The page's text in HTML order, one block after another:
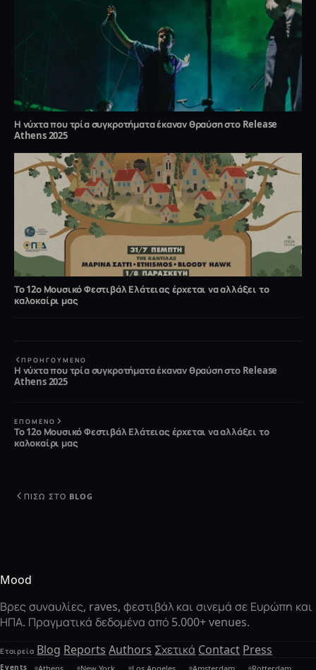
Η νύχτα που τρία συγκροτήματα έκαναν θραύση στο Release
Athens 2025
Το 12ο Μουσικό Φεστιβάλ Ελάτειας έρχεται να αλλάξει το
καλοκαίρι μας
ΠΡΟΗΓΟΎΜΕΝΟ
Η νύχτα που τρία συγκροτήματα έκαναν θραύση στο Release
Athens 2025
ΕΠΌΜΕΝΟ
Το 12ο Μουσικό Φεστιβάλ Ελάτειας έρχεται να αλλάξει το
καλοκαίρι μας
ΠΊΣΩ ΣΤΟ BLOG
Mood
Βρες συναυλίες, raves, φεστιβάλ και σινεμά σε Ευρώπη και
ΗΠΑ. Πραγματικά δεδομένα από 5.000+ venues.
Εταιρεία Blog Reports Authors Σχετικά Contact Press
Events